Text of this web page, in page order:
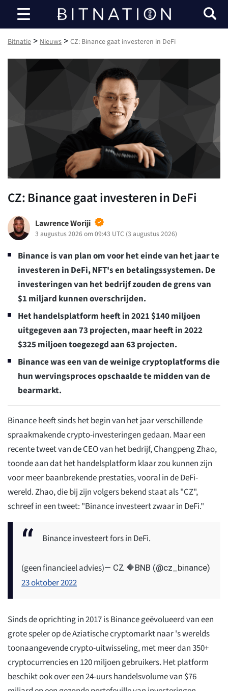
Bitnatie
Bitnatie > Nieuws > CZ: Binance gaat investeren in DeFi
CZ: Binance gaat investeren in DeFi
Lawrence Woriji
3 augustus 2026 om 09:43 UTC (3 augustus 2026)
Binance is van plan om voor het einde van het jaar te
investeren in DeFi, NFT's en betalingssystemen. De
investeringen van het bedrijf zouden de grens van
$1 miljard kunnen overschrijden.
Het handelsplatform heeft in 2021 $140 miljoen
uitgegeven aan 73 projecten, maar heeft in 2022
$325 miljoen toegezegd aan 63 projecten.
Binance was een van de weinige cryptoplatforms die
hun wervingsproces opschaalde te midden van de
bearmarkt.
Binance heeft sinds het begin van het jaar verschillende
spraakmakende crypto-investeringen gedaan. Maar een
recente tweet van de CEO van het bedrijf, Changpeng Zhao,
toonde aan dat het handelsplatform klaar zou kunnen zijn
voor meer baanbrekende prestaties, vooral in de DeFi-
wereld. Zhao, die bij zijn volgers bekend staat als "CZ",
schreef in een tweet: "Binance investeert zwaar in DeFi."
Binance investeert fors in DeFi.
(geen financieel advies)— CZ 🔶BNB (@cz_binance)
23 oktober 2022
Sinds de oprichting in 2017 is Binance geëvolueerd van een
grote speler op de Aziatische cryptomarkt naar 's werelds
toonaangevende crypto-uitwisseling, met meer dan 350+
cryptocurrencies en 120 miljoen gebruikers. Het platform
beschikt ook over een 24-uurs handelsvolume van $76